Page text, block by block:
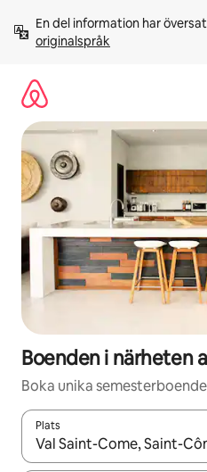
innehåll
En del information har
originalspråk
Boenden i närheten
Boka unika
Plats
När resultaten är tillgängliga